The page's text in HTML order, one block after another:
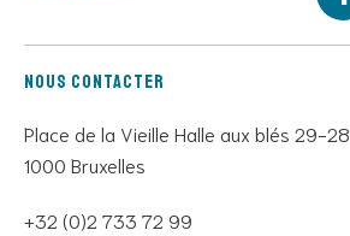
Nous contacter
Place de la Vieille Halle aux blés 29-28
1000 Bruxelles
+32 (0)2 733 72 99